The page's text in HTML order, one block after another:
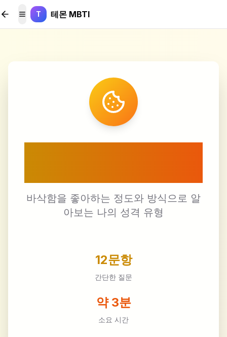
본문 바로가기
메뉴 토글
T 테몬 MBTI
바삭함을 좋아하는 정도와 방식으로 알
아보는 나의 성격 유형
12문항
간단한 질문
약 3분
소요 시간